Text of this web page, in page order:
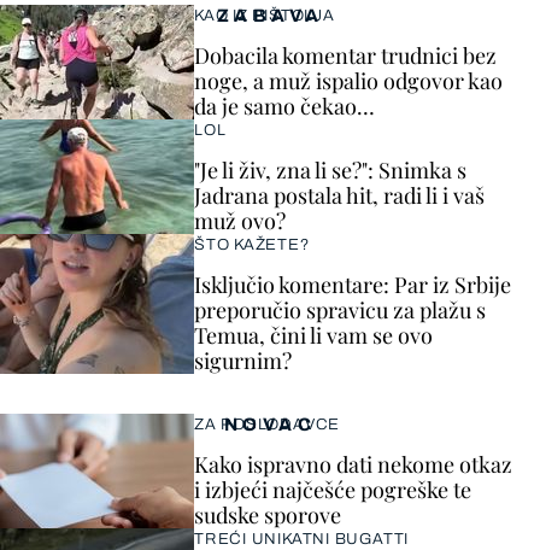
ZABAVA
KAO IZ PIŠTOLJA
Dobacila komentar trudnici bez
noge, a muž ispalio odgovor kao
da je samo čekao…
LOL
"Je li živ, zna li se?": Snimka s
Jadrana postala hit, radi li i vaš
muž ovo?
ŠTO KAŽETE?
Isključio komentare: Par iz Srbije
preporučio spravicu za plažu s
Temua, čini li vam se ovo
sigurnim?
NOVAC
ZA POSLODAVCE
Kako ispravno dati nekome otkaz
i izbjeći najčešće pogreške te
sudske sporove
TREĆI UNIKATNI BUGATTI